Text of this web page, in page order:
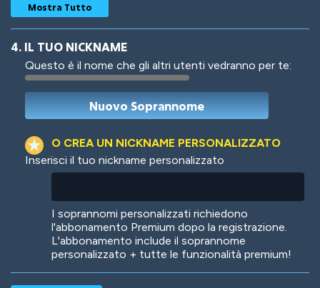
Woof Jungle Cats
Mostra Tutto
4. IL TUO NICKNAME
Questo è il nome che gli altri utenti vedranno per te:
O CREA UN NICKNAME PERSONALIZZATO
Inserisci il tuo nickname personalizzato
I soprannomi personalizzati richiedono
l'abbonamento Premium dopo la registrazione.
L'abbonamento include il soprannome
personalizzato + tutte le funzionalità premium!